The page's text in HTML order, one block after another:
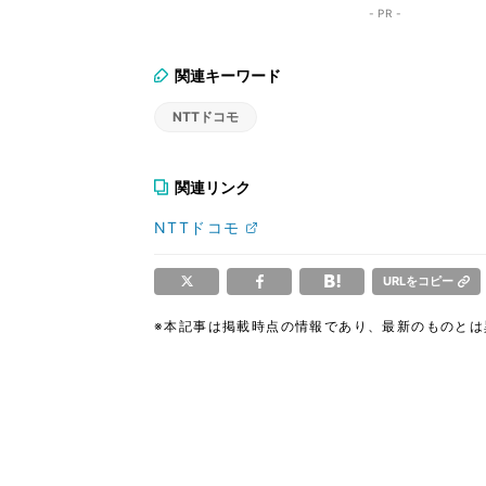
- PR -
関連キーワード
NTTドコモ
関連リンク
NTTドコモ
URLをコピー
※本記事は掲載時点の情報であり、最新のものと